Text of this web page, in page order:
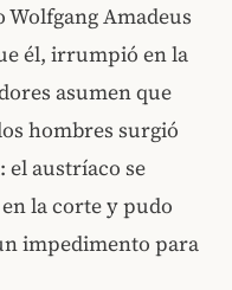
Amadeus
él, irrumpió en la
asumen que
hombres surgió
el austríaco se
la corte y pudo
impedimento para